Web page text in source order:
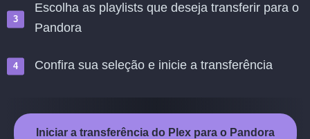
Escolha as playlists que deseja transferir para o
Pandora
Confira sua seleção e inicie a transferência
Iniciar a transferência do Plex para o Pandora